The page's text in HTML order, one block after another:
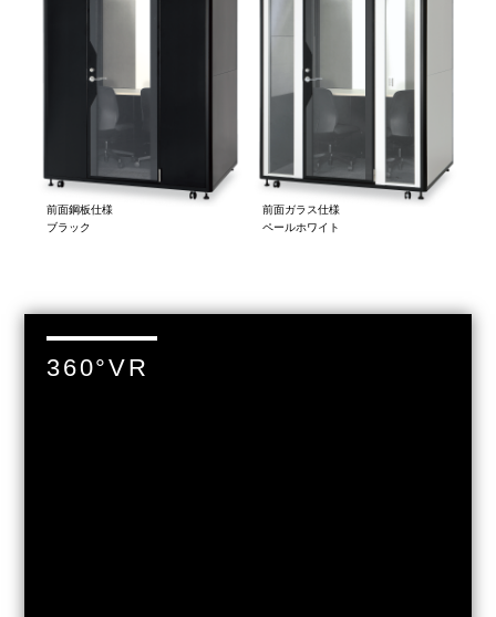
前面鋼板仕様
ブラック
前面ガラス仕様
ペールホワイト
360°VR